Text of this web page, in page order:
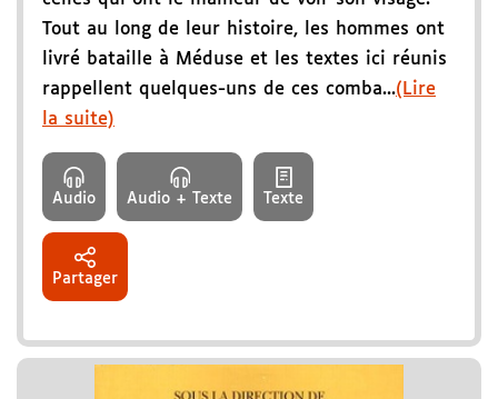
Tout au long de leur histoire, les hommes ont
livré bataille à Méduse et les textes ici réunis
rappellent quelques-uns de ces comba...(Lire
la suite)
Audio Audio + Texte Texte
Partager